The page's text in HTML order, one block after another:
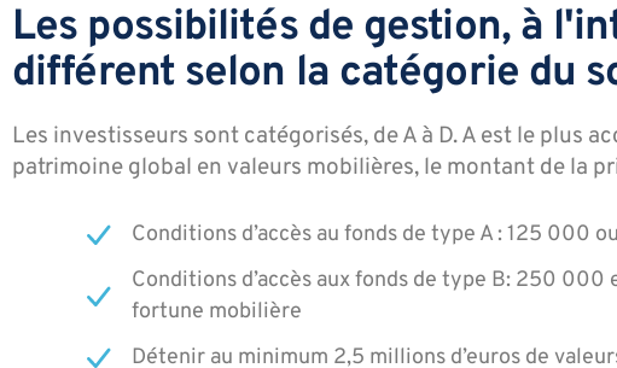
Les possibilités de gestion, à
différent selon la catégorie du
Les investisseurs sont catégorisés, de A à D. A est le plus
patrimoine global en valeurs mobilières, le montant de la
Conditions d’accès au fonds de type A : 125 000
Conditions d’accès aux fonds de type B: 250
fortune mobilière
Détenir au minimum 2,5 millions d’euros de